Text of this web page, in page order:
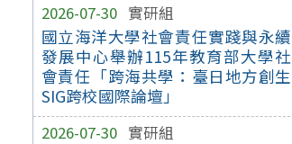
2026-07-30 實研組
國立海洋大學社會責任實踐與永續
發展中心舉辦115年教育部大學社
會責任「跨海共學：臺日地方創生
SIG跨校國際論壇」
2026-07-30 實研組